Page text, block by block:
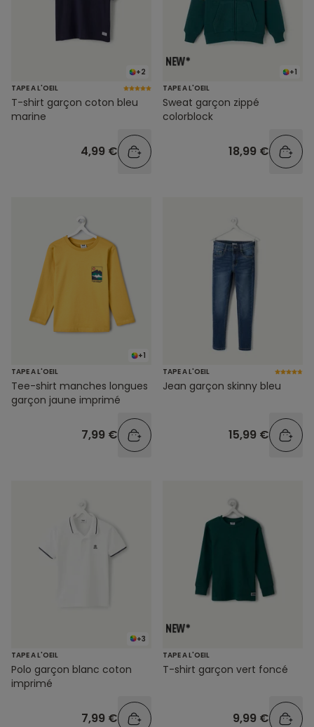
+2
TAPE A L'OEIL
T-shirt garçon coton bleu
marine
4,99 €
+1
TAPE A L'OEIL
Sweat garçon zippé
colorblock
18,99 €
+1
TAPE A L'OEIL
Tee-shirt manches longues
garçon jaune imprimé
7,99 €
TAPE A L'OEIL
Jean garçon skinny bleu
15,99 €
+3
TAPE A L'OEIL
Polo garçon blanc coton
imprimé
7,99 €
TAPE A L'OEIL
T-shirt garçon vert foncé
9,99 €